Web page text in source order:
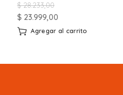
$28.233,00
$ 23.999,00
Agregar al carrito